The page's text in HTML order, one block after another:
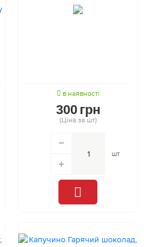
в наявності
300 грн
(Ціна за шт)
шт